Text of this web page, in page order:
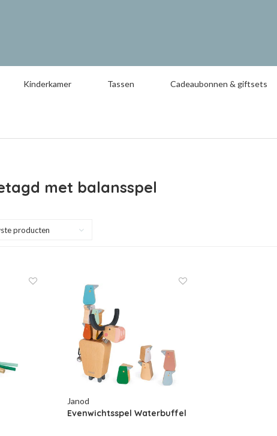
Kinderkamer Tassen Cadeaubonnen & giftsets
met balansspel
producten
Janod
Evenwichtsspel Waterbuffel